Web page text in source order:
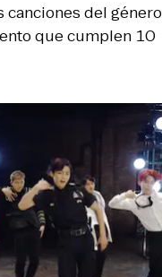
canciones del género
que cumplen 10